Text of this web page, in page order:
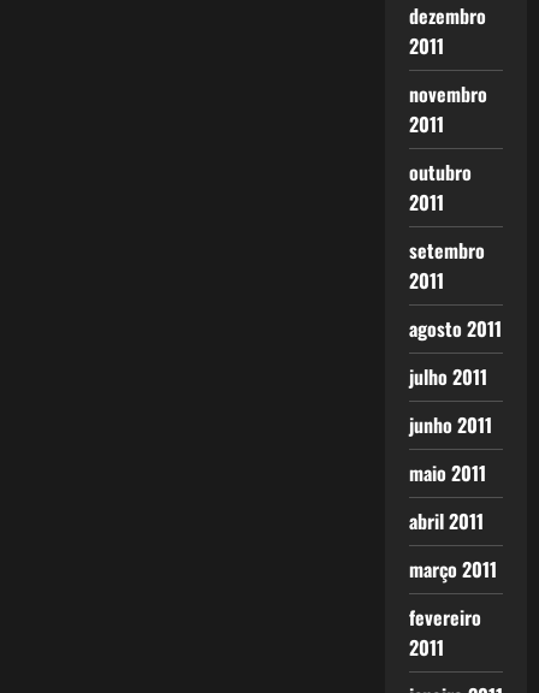
dezembro
2011
novembro
2011
outubro
2011
setembro
2011
agosto 2011
julho 2011
junho 2011
maio 2011
abril 2011
março 2011
fevereiro
2011